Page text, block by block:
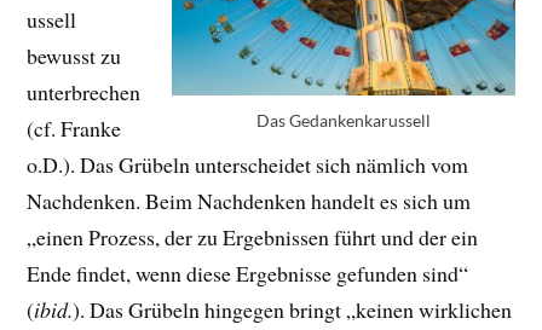
Das Gedankenkarussell
ussell
bewusst zu
unterbrechen
(cf. Franke
o.D.). Das Grübeln unterscheidet sich nämlich vom
Nachdenken. Beim Nachdenken handelt es sich um
„einen Prozess, der zu Ergebnissen führt und der ein
Ende findet, wenn diese Ergebnisse gefunden sind“
(ibid.). Das Grübeln hingegen bringt „keinen wirklichen